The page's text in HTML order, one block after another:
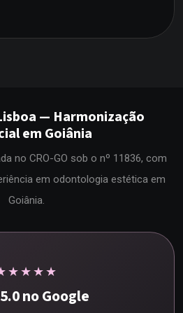
— Harmonização
em Goiânia
no CRO-GO sob o nº 11836, com
em odontologia estética em
Goiânia.
no Google